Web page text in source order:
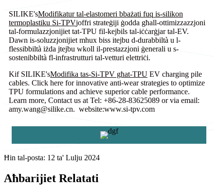
SILIKE'sModifikatur tal-elastomeri bbażati fuq is-silikon
termoplastiku Si-TPVjoffri strateġiji ġodda għall-ottimizzazzjoni
tal-formulazzjonijiet tat-TPU fil-kejbils tal-iċċarġjar tal-EV.
Dawn is-soluzzjonijiet mhux biss itejbu d-durabbiltà u l-
flessibbiltà iżda jtejbu wkoll il-prestazzjoni ġenerali u s-
sostenibbiltà fl-infrastrutturi tal-vetturi elettriċi.
Kif SILIKE'sModifika tas-Si-TPV għat-TPU EV charging pile
cables. Click here for innovative anti-wear strategies to optimize
TPU formulations and achieve superior cable performance.
Learn more, Contact us at Tel: +86-28-83625089 or via email:
amy.wang@silike.cn. website:www.si-tpv.com
Ħin tal-posta: 12 ta' Lulju 2024
Aħbarijiet Relatati